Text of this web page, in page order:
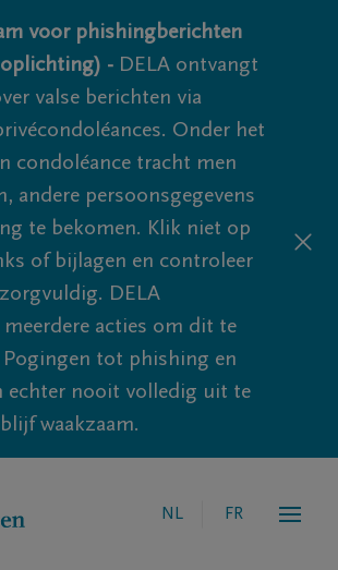
voor phishingberichten
- DELA ontvangt
valse berichten via
Onder het
condoléance tracht men
andere persoonsgegevens
te bekomen. Klik niet op
of bijlagen en controleer
DELA
acties om dit te
tot phishing en
echter nooit volledig uit te
waakzaam.
NL FR